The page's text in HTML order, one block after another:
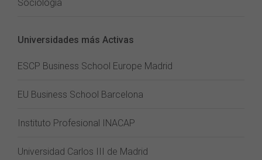
Sociología
Universidades más Activas
ESCP Business School Europe Madrid
EU Business School Barcelona
Instituto Profesional INACAP
Universidad Carlos III de Madrid